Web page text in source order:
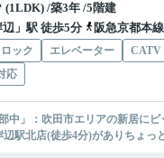
(1LDK) /築3年 /5階建
」駅 徒歩5分
阪急京都本線
ック エレベーター CATV
応
中」：吹田市エリアの新居に
駅北店(徒歩4分)がありちょっ